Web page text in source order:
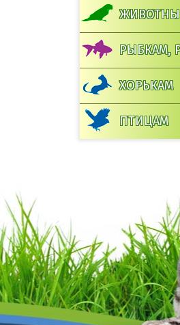
РЫБКАМ,
ХОРЬКАМ
ПТИЦАМ